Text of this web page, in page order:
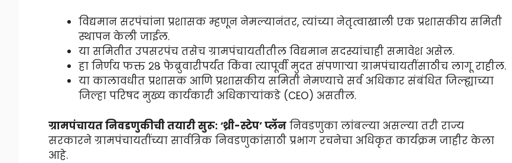
विद्यमान सरपंचांना प्रशासक म्हणून नेमल्यानंतर, त्यांच्या नेतृत्वाखाली एक प्रशासकीय समिती
स्थापन केली जाईल.
या समितीत उपसरपंच तसेच ग्रामपंचायतीतील विद्यमान सदस्यांचाही समावेश असेल.
हा निर्णय फक्त २८ फेब्रुवारीपर्यंत किंवा त्यापूर्वी मुदत संपणाऱ्या ग्रामपंचायतींसाठीच लागू राहील.
या कालावधीत प्रशासक आणि प्रशासकीय समिती नेमण्याचे सर्व अधिकार संबंधित जिल्ह्याच्या
जिल्हा परिषद मुख्य कार्यकारी अधिकाऱ्यांकडे (CEO) असतील.
ग्रामपंचायत निवडणुकीची तयारी सुरू: ‘थ्री-स्टेप’ प्लॅन निवडणुका लांबल्या असल्या तरी राज्य
सरकारने ग्रामपंचायतींच्या सार्वत्रिक निवडणुकांसाठी प्रभाग रचनेचा अधिकृत कार्यक्रम जाहीर केला
आहे.